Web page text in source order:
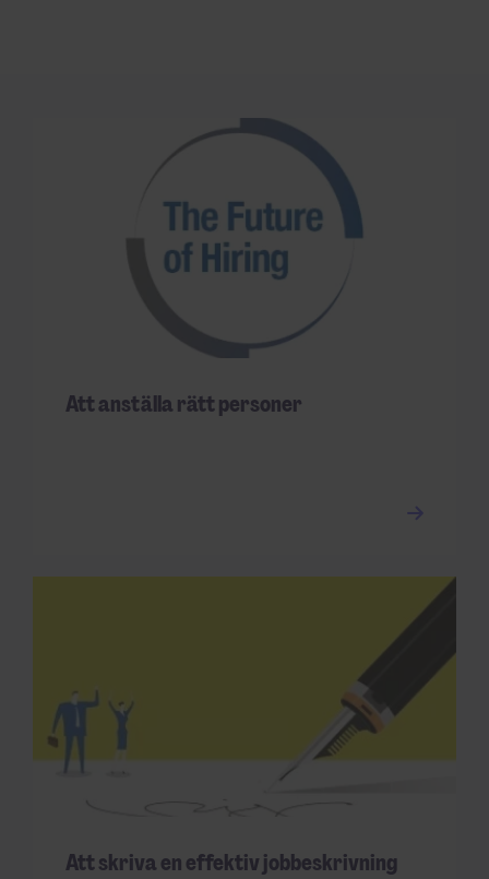
Att anställa rätt personer
Att skriva en effektiv jobbeskrivning